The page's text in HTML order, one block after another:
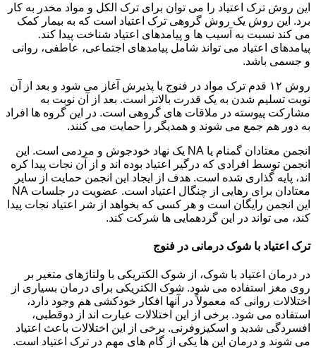
این روش ترک اعتیاد را می توان برای ترک الکل و مواد مخدر به کار
برد. این روش یک روش گروهی ترک اعتیاد است که به بیمار کمک
می کند نسبت به آسیب ها و پیامدهای اعتیاد شناخت پیدا کند.
پیامدهای اعتیاد می تواند شامل پیامدهای اجتماعی، عاطفی، روانی
و جسمی باشد.
روش ۱۲ قدم ترک مواد در فنوج با پذیرش آغاز می شود و بعد از آن
نوبت تسلیم شدن به یک قدرت بالاتر است. بعد از آن نوبت به
مشارکت پیوسته در ملاقات های گروهی است. در این گروه ها افراد
به دور هم جمع می شوند و همدیگر را حمایت می کنند.
انجمن معتادان گمنام یا NA یک نهاد خودجوش و مردمی است. این
انجمن توسط افرادی که درگیر اعتیاد بوده اند و از آن نجات پیدا کره
اند، پایه گذاری شده است. هدف از ایجاد این انجمن حمایت از سایر
معتادان برای رهایی از چنگال اعتیاد است. عضویت در جلسات NA
این انجمن رایگان است و هر کسی که بخواهد از شر اعتیاد نجات پیدا
کند، می تواند در این گردهمایی ها شرکت کند.
ترک اعتیاد با شوک درمانی در فنوج
در درمان اعتیاد با شوک، از شوک الکتریکی با ولتاژهای متغیر بر
روی مغز استفاده می شود. شوک الکتریکی برای درمان بسیاری از
اختلالات روانی که معمولاً در آنها افکار خودکشی هم وجود دارد،
استفاده می شود. برخی از این اختلالات عبارت اند از دوقطبی،
افسردگی شدید و اسکیزوفرنی. برخی از این اختلالات باعث اعتیاد
می شوند و درمان این ها یکی از گام های مهم در ترک اعتیاد است.